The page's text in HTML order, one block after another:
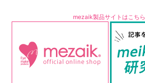
mezaik製品サイトはこちら